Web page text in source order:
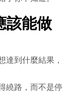
該能做
達到什麼結果，
繞路，而不是停